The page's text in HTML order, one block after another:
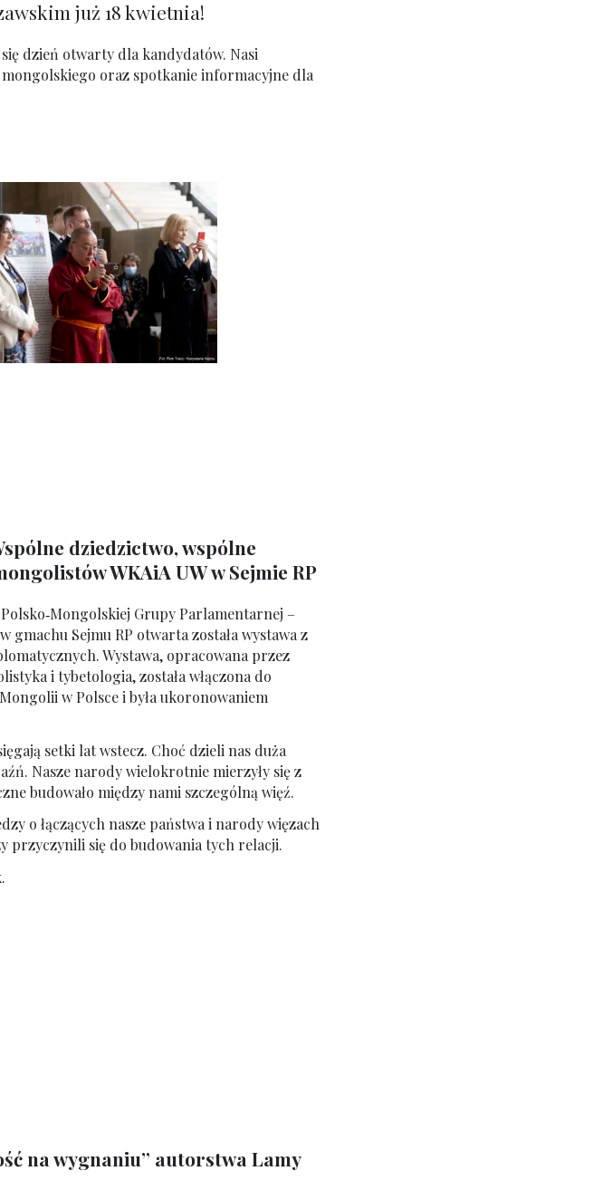
już 18 kwietnia!
dzień otwarty dla kandydatów. Nasi
oraz spotkanie informacyjne dla
dziedzictwo, wspólne
WKAiA UW w Sejmie RP
Grupy Parlamentarnej –
gmachu Sejmu RP otwarta została wystawa z
Wystawa, opracowana przez
i tybetologia, została włączona do
w Polsce i była ukoronowaniem
setki lat wstecz. Choć dzieli nas duża
Nasze narody wielokrotnie mierzyły się z
budowało między nami szczególną więź.
o łączących nasze państwa i narody więzach
się do budowania tych relacji.
na wygnaniu” autorstwa Lamy